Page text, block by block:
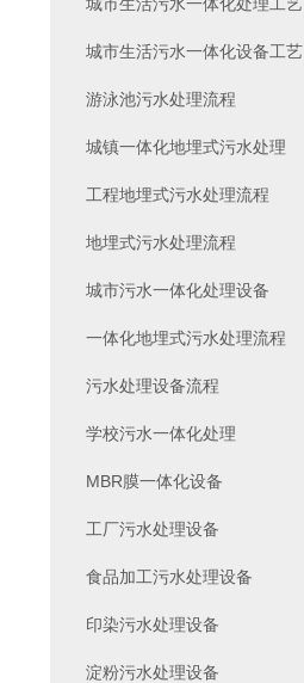
城市生活污水一体化设备工艺
游泳池污水处理流程
城镇一体化地埋式污水处理
工程地埋式污水处理流程
地埋式污水处理流程
城市污水一体化处理设备
一体化地埋式污水处理流程
污水处理设备流程
学校污水一体化处理
MBR膜一体化设备
工厂污水处理设备
食品加工污水处理设备
印染污水处理设备
淀粉污水处理设备